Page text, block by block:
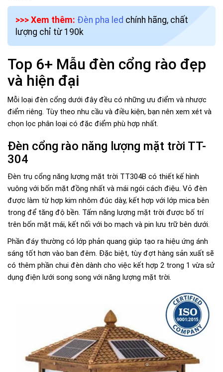
>>> Xem thêm: Đèn pha led chính hãng, chất
lượng chỉ từ 190k
Top 6+ Mẫu đèn cổng rào đẹp
và hiện đại
Mỗi loại đèn cổng dưới đây đều có những ưu điểm và nhược
điểm riêng. Tùy theo nhu cầu và điều kiện, bạn nên xem xét và
chọn lọc phân loại có đặc điểm phù hợp nhất.
Đèn cổng rào năng lượng mặt trời TT-
304
Đèn trụ cổng năng lượng mặt trời TT304B có thiết kế hình
vuông với bốn mặt đồng nhất và mái ngói cách điệu. Vỏ đèn
được làm từ hợp kim nhôm đúc dày, kết hợp với lớp mica bên
trong để tăng độ bền. Tấm năng lượng mặt trời được bố trí
trên bốn mặt mái, kết nối với bo mạch và pin lưu trữ bên dưới.
Phần đáy thường có lớp phản quang giúp tạo ra hiệu ứng ánh
sáng tốt hơn vào ban đêm. Đặc biệt, tùy đợt hàng sản xuất sẽ
có thêm phần chui đèn dành cho việc kết hợp 2 trong 1 vừa sử
dụng điện lưới song song với năng lượng mặt trời.